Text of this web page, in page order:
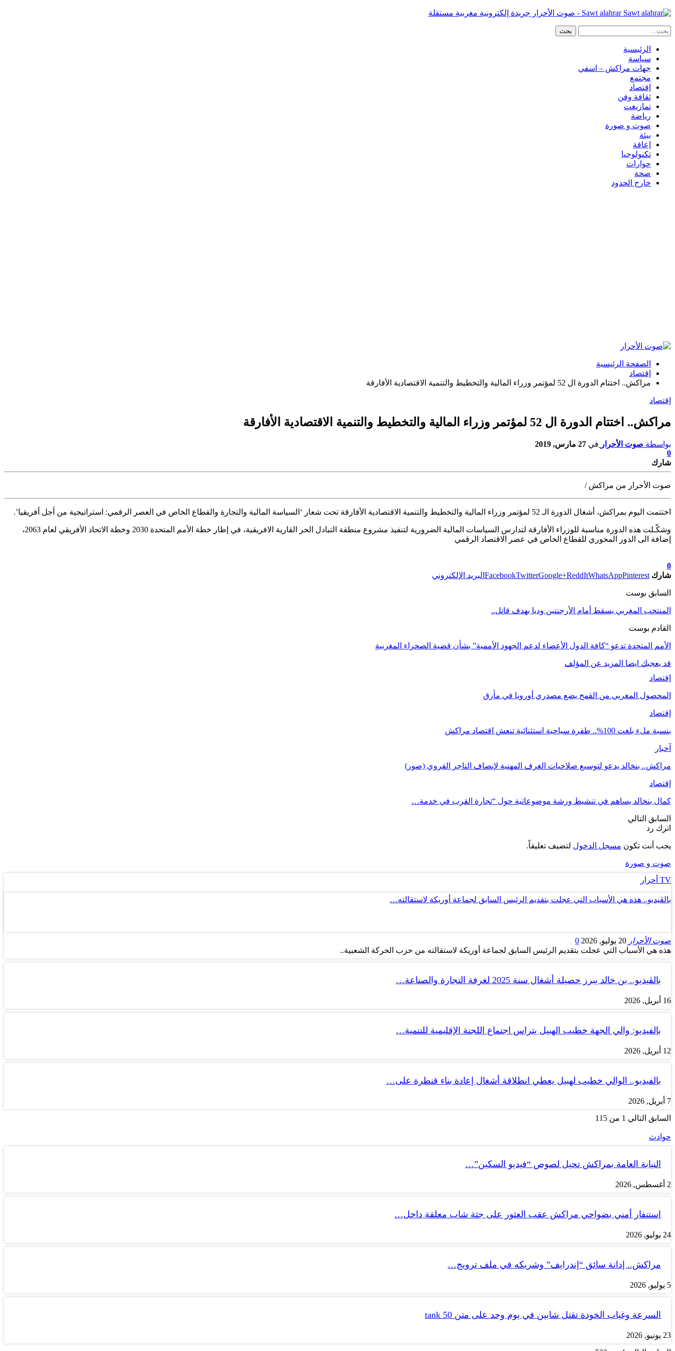
Sawt alahrar - صوت الأحرار جريدة إلكترونية مغربية مستقلة
الرئيسية
سياسة
جهات مراكش – اسفي
مجتمع
إقتصاد
ثقافة وفن
تمازيغت
رياضة
صوت و صورة
بيئة
إعاقة
تكنولوجيا
حوارات
صحة
خارج الحدود
الصفحة الرئيسية
إقتصاد
مراكش.. اختتام الدورة ال 52 لمؤتمر وزراء المالية والتخطيط والتنمية الاقتصادية الأفارقة
إقتصاد
مراكش.. اختتام الدورة ال 52 لمؤتمر وزراء المالية والتخطيط والتنمية الاقتصادية الأفارقة
بواسطة صوت الأحرار في 27 مارس, 2019
0
شارك
صوت الأحرار من مراكش /
اختتمت اليوم بمراكش، أشغال الدورة الـ 52 لمؤتمر وزراء المالية والتخطيط والتنمية الاقتصادية الأفارقة تحت شعار ‘السياسة المالية والتجارة والقطاع الخاص في العصر الرقمي: استراتيجية من أجل أفريقيا’.
وشكّـلت هذه الدورة مناسبة للوزراء الأفارقة لتدارس السياسات المالية الضرورية لتنفيذ مشروع منطقة التبادل الحر القارية الافريقية، في إطار خطة الأمم المتحدة 2030 وخطة الاتحاد الأفريقي لعام 2063،
إضافة الى الدور المحوري للقطاع الخاص في عصر الاقتصاد الرقمي
0
شارك
FacebookTwitterGoogle+ReddItWhatsAppPinterest البريد الإلكتروني
السابق بوست
المنتخب المغربي يسقط أمام الأرجنتين وديا بهدف قاتل..
القادم بوست
الأمم المتحدة تدعو “كافة الدول الأعضاء لدعم الجهود الأممية” بشأن قضية الصحراء المغربية
قد يعجبك ايضا المزيد عن المؤلف
إقتصاد
المحصول المغربي من القمح يضع مصدري أوروبا في مأزق
إقتصاد
بنسبة ملء بلغت 100%.. طفرة سياحية استثنائية تنعش اقتصاد مراكش
آخبار
مراكش.. بنخالد يدعو لتوسيع صلاحيات الغرف المهنية لإنصاف التاجر القروي (صور)
إقتصاد
كمال بنخالد يساهم في تنشيط ورشة موضوعاتية حول “تجارة القرب في خدمة…
السابق التالي
اترك رد
يجب أنت تكون مسجل الدخول لتضيف تعليقاً.
صوت و صورة
TV أحرار
بالڤيديو.. هذه هي الأسباب التي عجلت بتقديم الرئيس السابق لجماعة أوريكة لاستقالته…
صوت الأحرار 20 يوليو, 2026
0
هذه هي الأسباب التي عجلت بتقديم الرئيس السابق لجماعة أوريكة لاستقالته من حزب الحركة الشعبية..
بالڤيديو.. بن خالد يبرز حصيلة أشغال سنة 2025 لغرفة التجارة والصناعة…
16 أبريل, 2026
بالفيديو: والي الجهة خطيب الهبيل يتراس اجتماع اللجنة الإقليمية للتنمية…
12 أبريل, 2026
بالفيديو.. الوالي خطيب لهبيل يعطي انطلاقة أشغال إعادة بناء قنطرة على…
7 أبريل, 2026
السابق التالي 1 من 115
حوادث
النيابة العامة بمراكش تحيل لصوص “فيديو السكين”…
2 أغسطس, 2026
استنفار أمني بضواحي مراكش عقب العثور على جثة شاب معلقة داخل…
24 يوليو, 2026
مراكش.. إدانة سائق “إندرايف” وشريكه في ملف ترويج…
5 يوليو, 2026
السرعة وغياب الخودة تقتل شابين في يوم وحد على متن tank 50
23 يونيو, 2026